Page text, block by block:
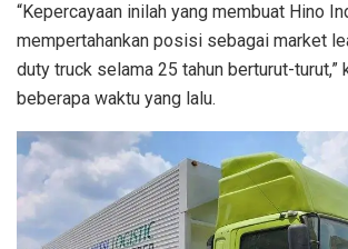
“Kepercayaan inilah yang membuat Hino
mempertahankan posisi sebagai market
duty truck selama 25 tahun berturut-turut,”
beberapa waktu yang lalu.